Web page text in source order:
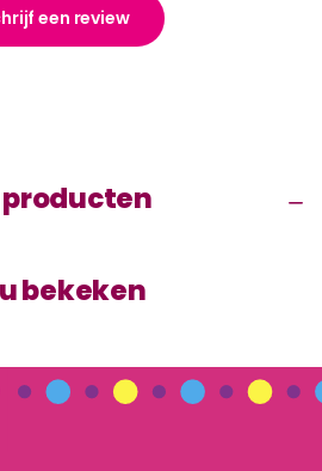
een review
bekeken